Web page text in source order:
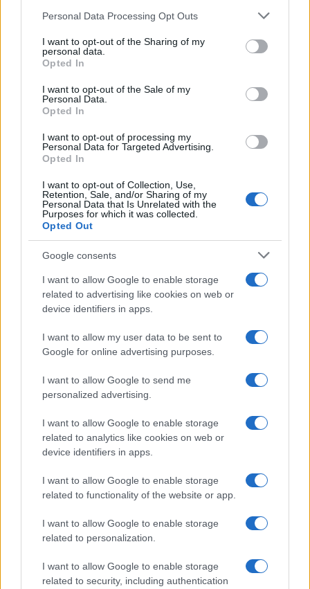
Please note that this website/app uses one or more Google
not limited to your visit or usage behaviour. You may click to
grant or deny consent to Google and its third-party tags to
use your data for below specified purposes in below Google
consent section.
Personal Data Processing Opt Outs
I want to opt-out of the Sharing of my
personal data.
Opted In
I want to opt-out of the Sale of my
Personal Data.
Opted In
I want to opt-out of processing my
Personal Data for Targeted Advertising.
Opted In
I want to opt-out of Collection, Use,
Retention, Sale, and/or Sharing of my
Personal Data that Is Unrelated with the
Purposes for which it was collected.
Opted Out
Google consents
I want to allow Google to enable storage
related to advertising like cookies on web or
device identifiers in apps.
I want to allow my user data to be sent to
Google for online advertising purposes.
I want to allow Google to send me
personalized advertising.
I want to allow Google to enable storage
related to analytics like cookies on web or
device identifiers in apps.
I want to allow Google to enable storage
related to functionality of the website or app.
I want to allow Google to enable storage
related to personalization.
I want to allow Google to enable storage
related to security, including authentication
“Sul filo del discorso”: sold out ad Olbia per il
center di Tegge
Esce di strada con l’auto ad Arzachena: ferito il
conducente
Turiste si perdono a Tavolara: salvate dai vigili
del fuoco
Meteo Olbia 6 agosto, migliora il tempo in
Incidente Olbia, poliziotto in vacanza salva 6
alle 5